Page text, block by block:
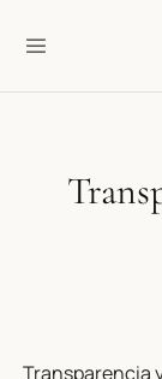
Transparencia